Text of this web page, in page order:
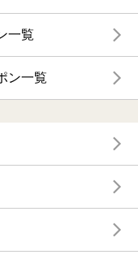
一覧
ン一覧